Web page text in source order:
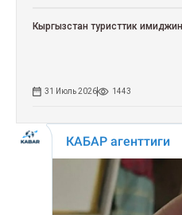
Кыргызстан туристтик
31 Июль 2026 1443